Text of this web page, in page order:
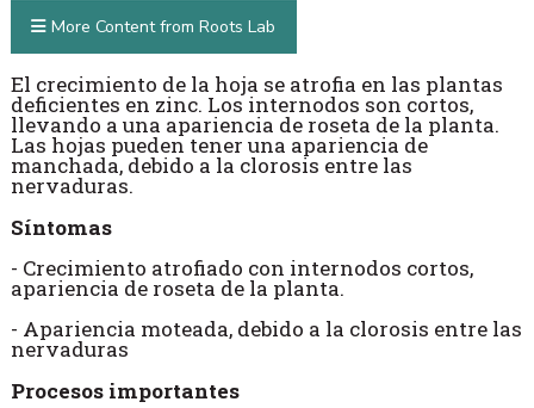
El crecimiento de la hoja se atrofia en las plantas
deficientes en zinc. Los internodos son cortos,
llevando a una apariencia de roseta de la planta.
Las hojas pueden tener una apariencia de
manchada, debido a la clorosis entre las
nervaduras.
Síntomas
- Crecimiento atrofiado con internodos cortos,
apariencia de roseta de la planta.
- Apariencia moteada, debido a la clorosis entre las
nervaduras
Procesos importantes
More Content from Roots Lab